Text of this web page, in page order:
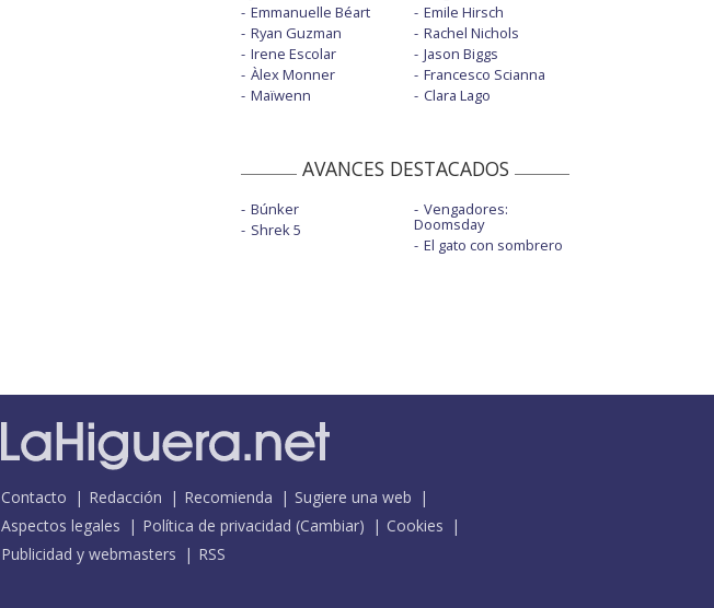
Emmanuelle Béart
Ryan Guzman
Irene Escolar
Àlex Monner
Maïwenn
Emile Hirsch
Rachel Nichols
Jason Biggs
Francesco Scianna
Clara Lago
AVANCES DESTACADOS
Búnker
Shrek 5
Vengadores:
Doomsday
El gato con sombrero
Contacto Redacción Recomienda
Sugiere una web
Aspectos legales
Política de privacidad (Cambiar)
Cookies
Publicidad y webmasters
RSS